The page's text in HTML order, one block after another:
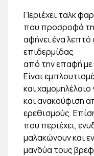
Περιέχει ταλκ
που προσροφά
αφήνει ένα
επιδερμίδας
από την επαφή με
Είναι
και
και ανακούφιση
ερεθισμούς.
που περιέχει,
μαλακώνουν και
μανδύα τους